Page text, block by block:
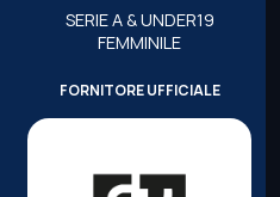
SERIE A & UNDER19
FEMMINILE
FORNITORE UFFICIALE